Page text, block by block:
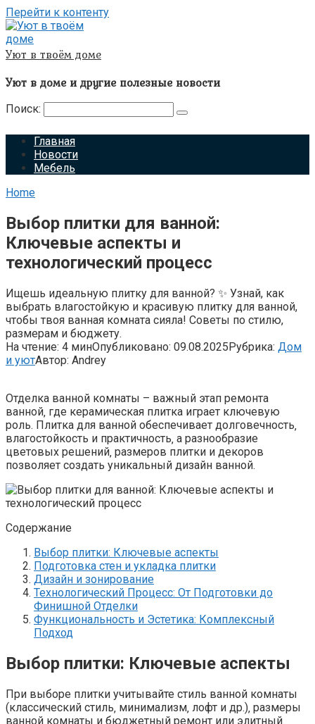
Перейти к контенту
Уют в твоём доме
Уют в доме и другие полезные новости
Поиск:
Главная
Новости
Мебель
Home
Выбор плитки для ванной:
Ключевые аспекты и
технологический процесс
Ищешь идеальную плитку для ванной? ✨ Узнай, как
выбрать влагостойкую и красивую плитку для ванной,
чтобы твоя ванная комната сияла! Советы по стилю,
размерам и бюджету.
На чтение: 4 минОпубликовано: 09.08.2025Рубрика: Дом
и уютАвтор: Andrey
Отделка ванной комнаты – важный этап ремонта
ванной‚ где керамическая плитка играет ключевую
роль. Плитка для ванной обеспечивает долговечность‚
влагостойкость и практичность‚ а разнообразие
цветовых решений‚ размеров плитки и декоров
позволяет создать уникальный дизайн ванной.
Содержание
Выбор плитки: Ключевые аспекты
Подготовка стен и укладка плитки
Дизайн и зонирование
Технологический Процесс: От Подготовки до
Финишной Отделки
Функциональность и Эстетика: Комплексный
Подход
Выбор плитки: Ключевые аспекты
При выборе плитки учитывайте стиль ванной комнаты
(классический стиль‚ минимализм‚ лофт и др.)‚ размеры
ванной комнаты и бюджетный ремонт или элитный